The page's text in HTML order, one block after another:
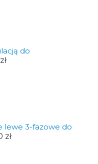
do
lewe 3-fazowe do
zł